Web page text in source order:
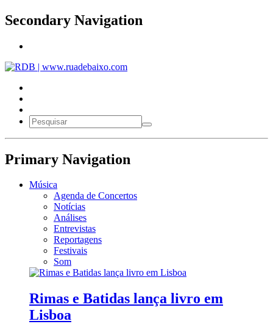
Secondary Navigation
Primary Navigation
Música
Agenda de Concertos
Notícias
Análises
Entrevistas
Reportagens
Festivais
Som
Rimas e Batidas lança livro em
Lisboa